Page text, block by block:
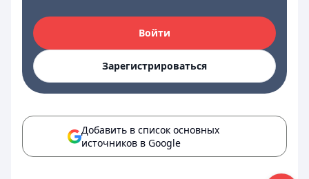
Войти
Зарегистрироваться
Добавить в список основных
источников в Google